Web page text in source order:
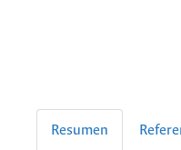
Resumen